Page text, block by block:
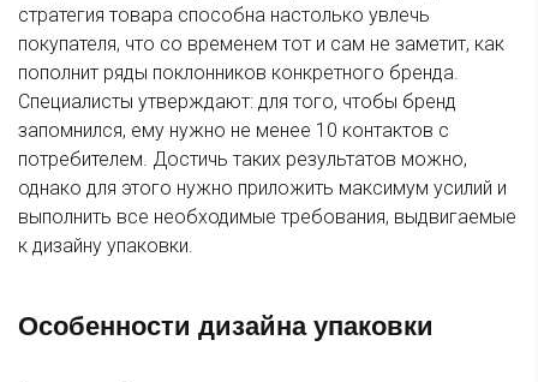
стратегия товара способна настолько увлечь
покупателя, что со временем тот и сам не заметит, как
пополнит ряды поклонников конкретного бренда.
Специалисты утверждают: для того, чтобы бренд
запомнился, ему нужно не менее 10 контактов с
потребителем. Достичь таких результатов можно,
однако для этого нужно приложить максимум усилий и
выполнить все необходимые требования, выдвигаемые
к дизайну упаковки.
Особенности дизайна упаковки